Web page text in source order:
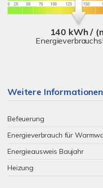
140 kWh /
Weitere Informationen
Befeuerung
Energieverbrauch für
Energieausweis Baujahr
Heizung